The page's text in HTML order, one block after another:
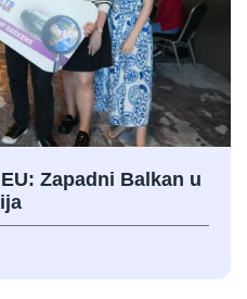
Zapadni Balkan u